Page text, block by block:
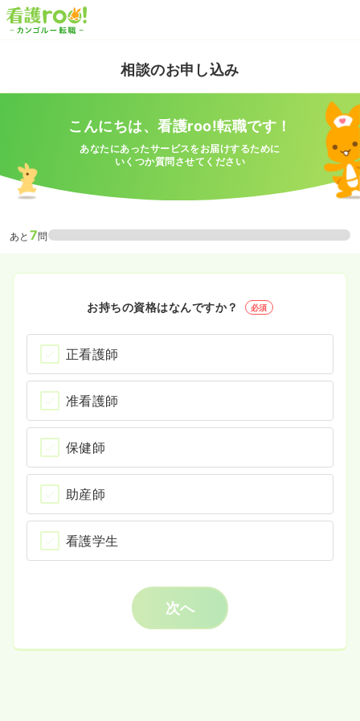
相談のお申し込み
こんにちは、看護roo!転職です！
あなたにあったサービスをお届けするために
いくつか質問させてください
あと 7問
お持ちの資格はなんですか？ 必須
正看護師
准看護師
保健師
助産師
看護学生
次へ